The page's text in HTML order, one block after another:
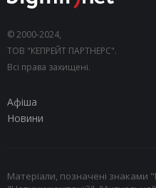
© 2000-2024,
ТОВ "КЕПРЕЙТ ПАРТНЕРС".
Всі права захищені.
Афіша
Новини
Матеріали, позначені знаками